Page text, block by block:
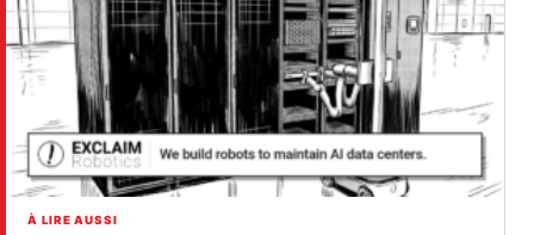
À LIRE AUSSI